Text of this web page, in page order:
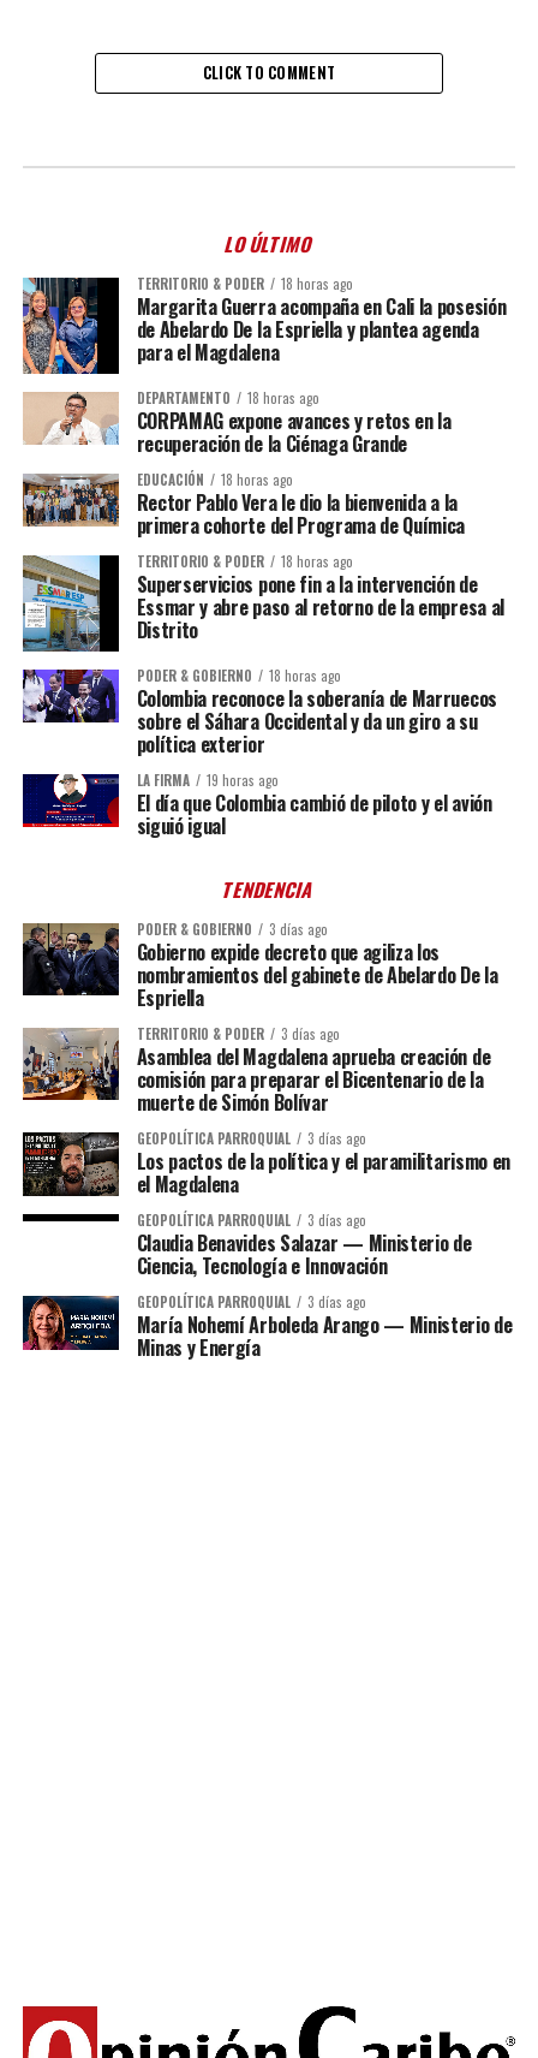
CLICK TO COMMENT
LO ÚLTIMO
TERRITORIO & PODER 18 horas ago
Margarita Guerra acompaña en Cali la posesión
de Abelardo De la Espriella y plantea agenda
para el Magdalena
DEPARTAMENTO 18 horas ago
CORPAMAG expone avances y retos en la
recuperación de la Ciénaga Grande
EDUCACIÓN 18 horas ago
Rector Pablo Vera le dio la bienvenida a la
primera cohorte del Programa de Química
TERRITORIO & PODER 18 horas ago
Superservicios pone fin a la intervención de
Essmar y abre paso al retorno de la empresa al
Distrito
PODER & GOBIERNO 18 horas ago
Colombia reconoce la soberanía de Marruecos
sobre el Sáhara Occidental y da un giro a su
política exterior
LA FIRMA 19 horas ago
El día que Colombia cambió de piloto y el avión
siguió igual
TENDENCIA
PODER & GOBIERNO 3 días ago
Gobierno expide decreto que agiliza los
nombramientos del gabinete de Abelardo De la
Espriella
TERRITORIO & PODER 3 días ago
Asamblea del Magdalena aprueba creación de
comisión para preparar el Bicentenario de la
muerte de Simón Bolívar
GEOPOLÍTICA PARROQUIAL 3 días ago
Los pactos de la política y el paramilitarismo en
el Magdalena
GEOPOLÍTICA PARROQUIAL 3 días ago
Claudia Benavides Salazar — Ministerio de
Ciencia, Tecnología e Innovación
GEOPOLÍTICA PARROQUIAL 3 días ago
María Nohemí Arboleda Arango — Ministerio de
Minas y Energía